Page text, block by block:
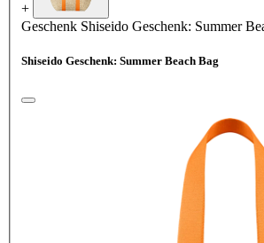
+
Geschenk Shiseido Geschenk: Summer
Shiseido Geschenk: Summer Beach Bag